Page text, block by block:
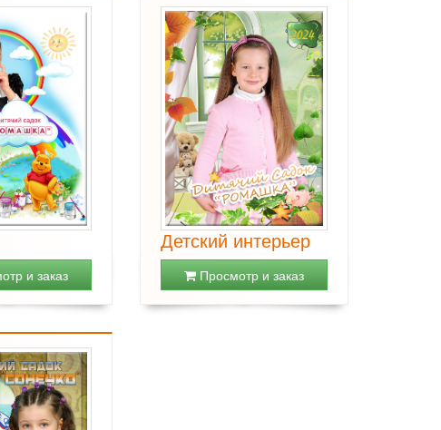
и заказ
Детский интерьер
Просмотр и заказ